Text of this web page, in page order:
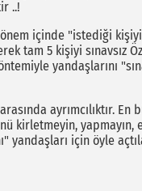
..!
içinde "istediği
tam 5 kişiyi sınavsız
yandaşlarını
ayrımcılıktır. En
kirletmeyin, yapmayın,
yandaşları için öyle